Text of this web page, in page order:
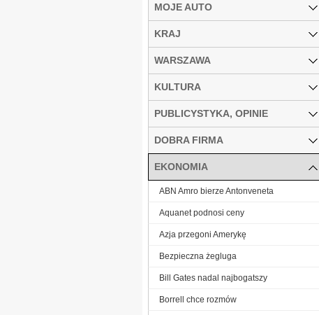
MOJE AUTO
KRAJ
WARSZAWA
KULTURA
PUBLICYSTYKA, OPINIE
DOBRA FIRMA
EKONOMIA
ABN Amro bierze Antonveneta
Aquanet podnosi ceny
Azja przegoni Amerykę
Bezpieczna żegluga
Bill Gates nadal najbogatszy
Borrell chce rozmów